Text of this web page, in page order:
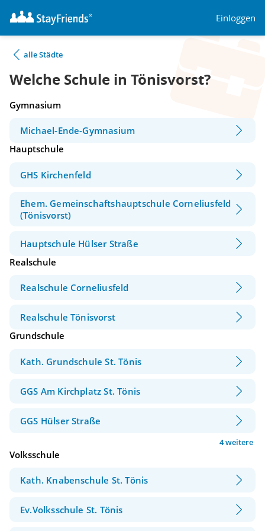
Einloggen
alle Städte
Welche Schule in Tönisvorst?
Gymnasium
Michael-Ende-Gymnasium
Hauptschule
GHS Kirchenfeld
Ehem. Gemeinschaftshauptschule Corneliusfeld
(Tönisvorst)
Hauptschule Hülser Straße
Realschule
Realschule Corneliusfeld
Realschule Tönisvorst
Grundschule
Kath. Grundschule St. Tönis
GGS Am Kirchplatz St. Tönis
GGS Hülser Straße
4 weitere
Volksschule
Kath. Knabenschule St. Tönis
Ev.Volksschule St. Tönis